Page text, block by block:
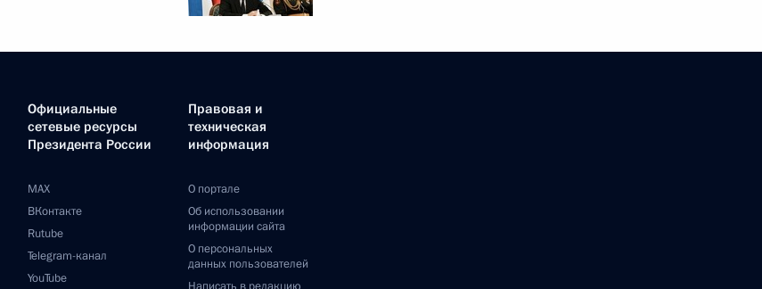
Официальные
сетевые ресурсы
Президента России
MAX
ВКонтакте
Rutube
Telegram-канал
YouTube
Правовая и
техническая
информация
О портале
Об использовании
информации сайта
О персональных
данных пользователей